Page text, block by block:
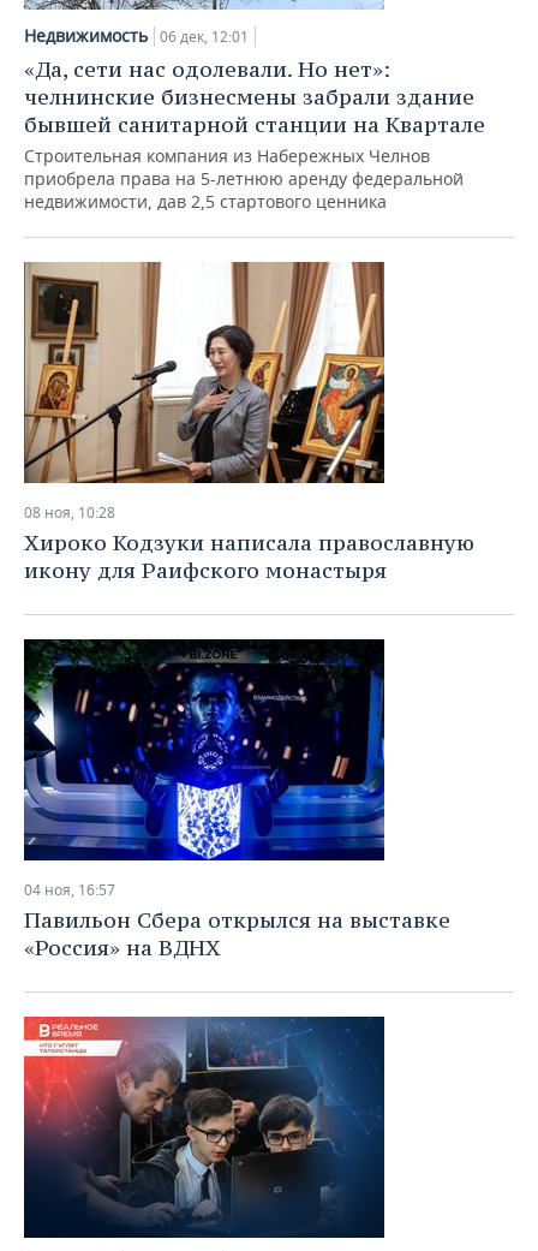
Недвижимость 06 дек, 12:01
«Да, сети нас одолевали. Но нет»:
челнинские бизнесмены забрали здание
бывшей санитарной станции на Квартале
Строительная компания из Набережных Челнов
приобрела права на 5-летнюю аренду федеральной
недвижимости, дав 2,5 стартового ценника
08 ноя, 10:28
Хироко Кодзуки написала православную
икону для Раифского монастыря
04 ноя, 16:57
Павильон Сбера открылся на выставке
«Россия» на ВДНХ